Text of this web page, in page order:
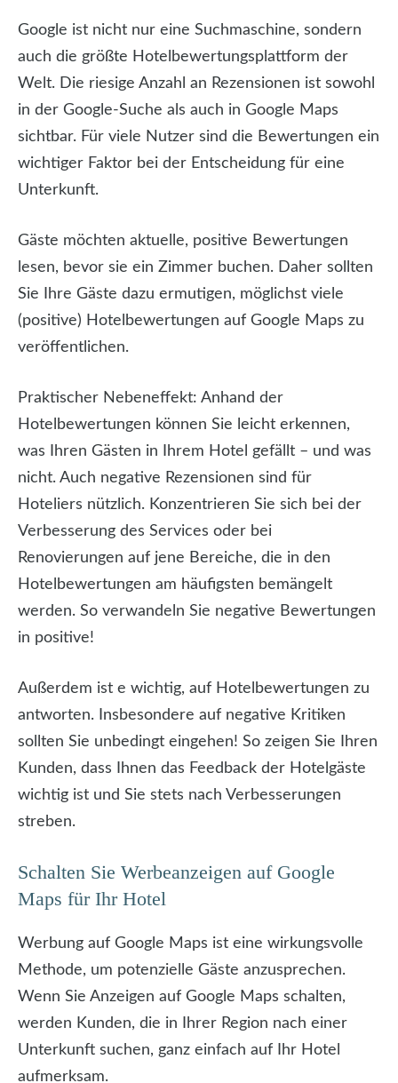
Google ist nicht nur eine Suchmaschine, sondern
auch die größte Hotelbewertungsplattform der
Welt. Die riesige Anzahl an Rezensionen ist sowohl
in der Google-Suche als auch in Google Maps
sichtbar. Für viele Nutzer sind die Bewertungen ein
wichtiger Faktor bei der Entscheidung für eine
Unterkunft.
Gäste möchten aktuelle, positive Bewertungen
lesen, bevor sie ein Zimmer buchen. Daher sollten
Sie Ihre Gäste dazu ermutigen, möglichst viele
(positive) Hotelbewertungen auf Google Maps zu
veröffentlichen.
Praktischer Nebeneffekt: Anhand der
Hotelbewertungen können Sie leicht erkennen,
was Ihren Gästen in Ihrem Hotel gefällt – und was
nicht. Auch negative Rezensionen sind für
Hoteliers nützlich. Konzentrieren Sie sich bei der
Verbesserung des Services oder bei
Renovierungen auf jene Bereiche, die in den
Hotelbewertungen am häufigsten bemängelt
werden. So verwandeln Sie negative Bewertungen
in positive!
Außerdem ist e wichtig, auf Hotelbewertungen zu
antworten. Insbesondere auf negative Kritiken
sollten Sie unbedingt eingehen! So zeigen Sie Ihren
Kunden, dass Ihnen das Feedback der Hotelgäste
wichtig ist und Sie stets nach Verbesserungen
streben.
Schalten Sie Werbeanzeigen auf Google
Maps für Ihr Hotel
Werbung auf Google Maps ist eine wirkungsvolle
Methode, um potenzielle Gäste anzusprechen.
Wenn Sie Anzeigen auf Google Maps schalten,
werden Kunden, die in Ihrer Region nach einer
Unterkunft suchen, ganz einfach auf Ihr Hotel
aufmerksam.